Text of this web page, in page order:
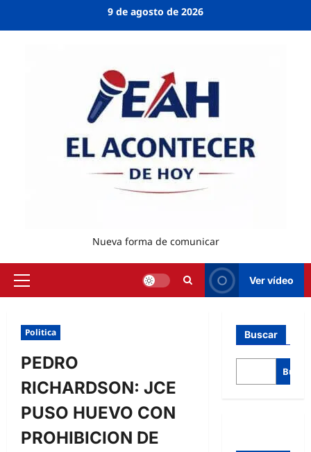
9 de agosto de 2026
Nueva forma de comunicar
Ver vídeo
Politica
PEDRO
RICHARDSON: JCE
PUSO HUEVO CON
PROHIBICION DE
Buscar